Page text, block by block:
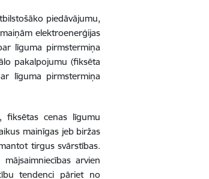
piedāvājumu,
elektroenerģijas
līguma pirmstermiņa
pakalpojumu (fiksēta
līguma pirmstermiņa
fiksētas cenas līgumu
mainīgas jeb biržas
tirgus svārstības.
arvien
tendenci pāriet no